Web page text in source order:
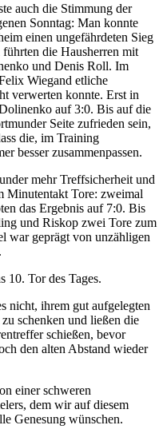
auch die Stimmung der
Sonntag: Man konnte
einen ungefährdeten Sieg
die Hausherren mit
und Denis Roll. Im
Wiegand etliche
verwerten konnte. Erst in
auf 3:0. Bis auf die
Seite zufrieden sein,
die, im Training
besser zusammenpassen.
mehr Treffsicherheit und
Minutentakt Tore: zweimal
das Ergebnis auf 7:0. Bis
und Riskop zwei Tore zum
war geprägt von unzähligen
10. Tor des Tages.
nicht, ihrem gut aufgelegten
schenken und ließen die
schießen, bevor
den alten Abstand wieder
einer schweren
dem wir auf diesem
Genesung wünschen.